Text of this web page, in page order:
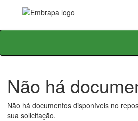
Skip
Não há
Não há documentos disponíveis no
sua solicitação.